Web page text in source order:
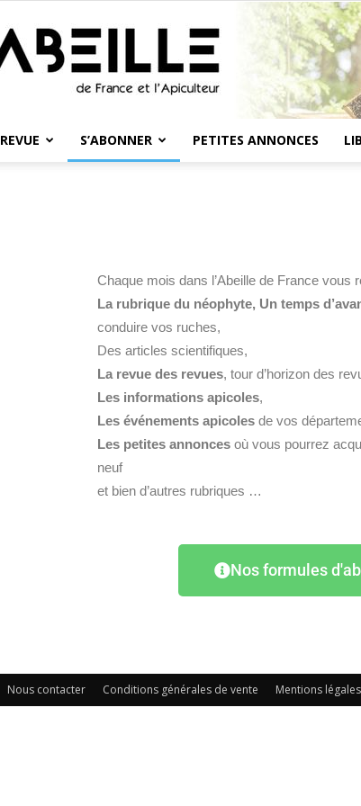
REVUE S’ABONNER PETITES ANNONCES
Chaque mois dans l’Abeille de France vous
La rubrique du néophyte, Un temps
conduire vos ruches,
Des articles scientifiques,
La revue des revues, tour d’horizon des
Les informations apicoles,
Les événements apicoles de vos
Les petites annonces où vous pourrez
neuf
et bien d’autres rubriques …
Nos formules
Nous contacter Conditions générales de vente Mentions légales